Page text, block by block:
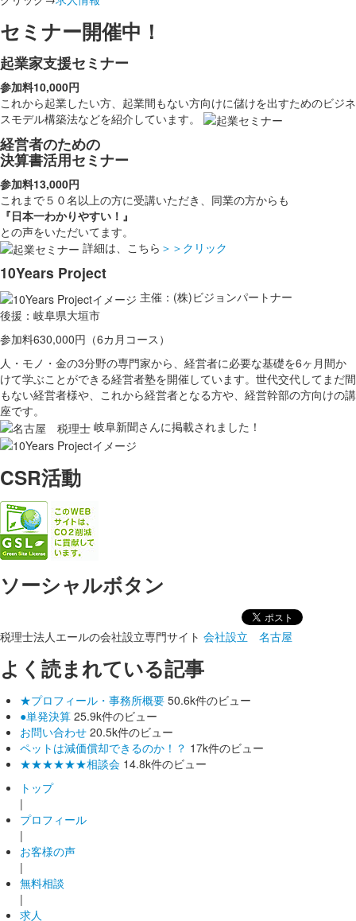
セミナー開催中！
起業家支援セミナー
参加料10,000円
これから起業したい方、起業間もない方向けに儲けを出すためのビジネ
スモデル構築法などを紹介しています。
経営者のための
決算書活用セミナー
参加料13,000円
これまで５０名以上の方に受講いただき、同業の方からも
『日本一わかりやすい！』
との声をいただいてます。
詳細は、こちら ＞＞クリック
10Years Project
主催：(株)ビジョンパートナー
後援：岐阜県大垣市
参加料630,000円（6カ月コース）
人・モノ・金の3分野の専門家から、経営者に必要な基礎を6ヶ月間か
けて学ぶことができる経営者塾を開催しています。世代交代してまだ間
もない経営者様や、これから経営者となる方や、経営幹部の方向けの講
座です。
岐阜新聞さんに掲載されました！
CSR活動
ソーシャルボタン
税理士法人エールの会社設立専門サイト 会社設立 名古屋
よく読まれている記事
★プロフィール・事務所概要 50.6k件のビュー
●単発決算 25.9k件のビュー
お問い合わせ 20.5k件のビュー
ペットは減価償却できるのか！？ 17k件のビュー
★★★★★★相談会 14.8k件のビュー
トップ
|
プロフィール
|
お客様の声
|
無料相談
|
求人